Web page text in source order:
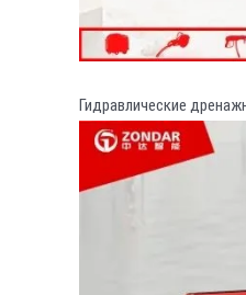
Гидравлические